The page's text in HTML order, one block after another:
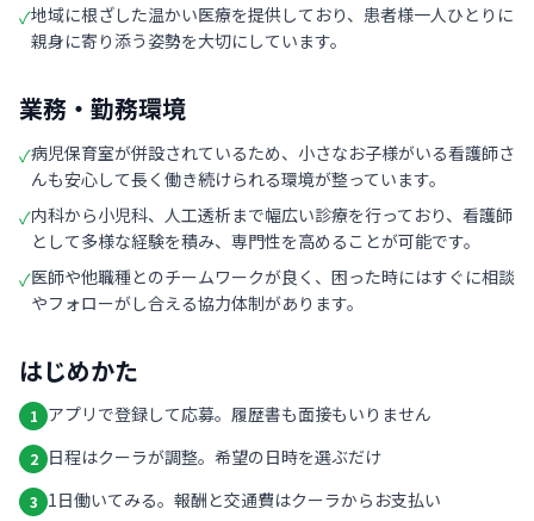
✓地域に根ざした温かい医療を提供しており、患者様一人ひとりに
親身に寄り添う姿勢を大切にしています。
業務・勤務環境
✓病児保育室が併設されているため、小さなお子様がいる看護師さ
んも安心して長く働き続けられる環境が整っています。
✓内科から小児科、人工透析まで幅広い診療を行っており、看護師
として多様な経験を積み、専門性を高めることが可能です。
✓医師や他職種とのチームワークが良く、困った時にはすぐに相談
やフォローがし合える協力体制があります。
はじめかた
1 アプリで登録して応募。履歴書も面接もいりません
2 日程はクーラが調整。希望の日時を選ぶだけ
3 1日働いてみる。報酬と交通費はクーラからお支払い